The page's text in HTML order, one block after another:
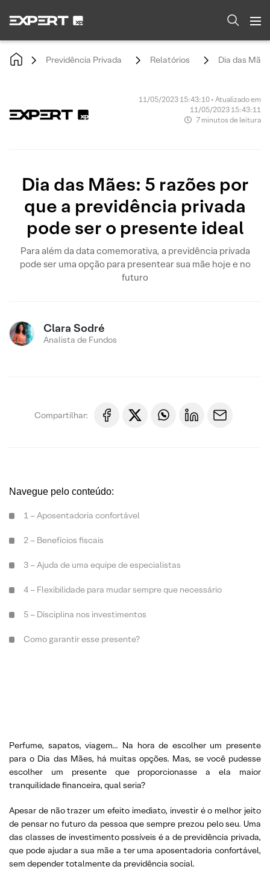
Previdência Privada Relatórios Dia das
11/05/2023 15:43:10 • Atualizado em
11/05/2023 15:43:11
7 minutos de leitura
Dia das Mães: 5 razões por
que a previdência privada
pode ser o presente ideal
Para além da data comemorativa, a previdência privada
pode ser uma opção para presentear sua mãe hoje e no
futuro
Clara Sodré
Analista de Fundos
Compartilhar:
Navegue pelo conteúdo:
1 – Aposentadoria confortável
2 – Benefícios fiscais
3 – Ajuda de uma equipe de especialistas
4 – Flexibilidade para mudar sempre que necessário
5 – Disciplina nos investimentos
Como garantir esse presente?
Perfume, sapatos, viagem… Na hora de escolher um presente
para o Dia das Mães, há muitas opções. Mas, se você pudesse
escolher um presente que proporcionasse a ela maior
tranquilidade financeira, qual seria?
Apesar de não trazer um efeito imediato, investir é o melhor jeito
de pensar no futuro da pessoa que sempre prezou pelo seu. Uma
das classes de investimento possíveis é a de previdência privada,
que pode ajudar a sua mãe a ter uma aposentadoria confortável,
sem depender totalmente da previdência social.